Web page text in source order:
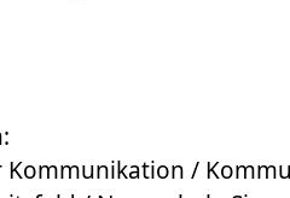
Kommunikation /